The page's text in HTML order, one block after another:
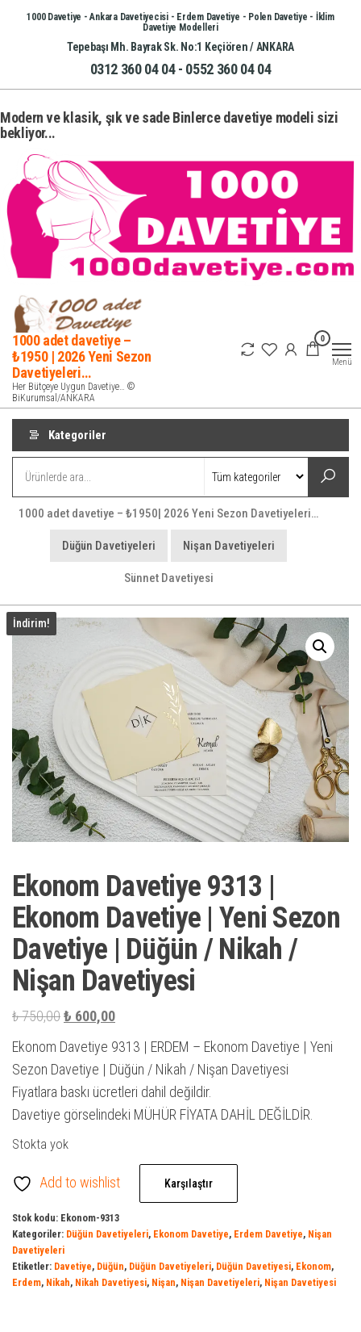
İçeriğe1000 Davetiye - Ankara Davetiyecisi - Erdem Davetiye - Polen Davetiye - İklim
Davetiye Modelleri
Tepebaşı Mh. Bayrak Sk. No:1 Keçiören / ANKARA
0312 360 04 04 - 0552 360 04 04
Modern ve klasik, şık ve sade Binlerce davetiye modeli sizi
bekliyor...
1000 adet davetiye –
₺1950 | 2026 Yeni Sezon
Davetiyeleri…
Her Bütçeye Uygun Davetiye… ©
BiKurumsal/ANKARA
0
Menü
Kategoriler
1000 adet davetiye – ₺1950| 2026 Yeni Sezon Davetiyeleri…
Düğün Davetiyeleri Nişan Davetiyeleri
Sünnet Davetiyesi
İndirim!
Ekonom Davetiye 9313 |
Ekonom Davetiye | Yeni Sezon
Davetiye | Düğün / Nikah /
Nişan Davetiyesi
₺750,00Orijinal
fiyat:
₺ 750,00.
₺ 600,00Şu
andaki
fiyat:
₺ 600,00.
Ekonom Davetiye 9313 | ERDEM – Ekonom Davetiye | Yeni
Sezon Davetiye | Düğün / Nikah / Nişan Davetiyesi
Fiyatlara baskı ücretleri dahil değildir.
Davetiye görselindeki MÜHÜR FİYATA DAHİL DEĞİLDİR.
Stokta yok
Add to wishlist Karşılaştır
Stok kodu: Ekonom-9313
Kategoriler: Düğün Davetiyeleri, Ekonom Davetiye, Erdem Davetiye, Nişan
Davetiyeleri
Etiketler: Davetiye, Düğün, Düğün Davetiyeleri, Düğün Davetiyesi, Ekonom,
Erdem, Nikah, Nikah Davetiyesi, Nişan, Nişan Davetiyeleri, Nişan Davetiyesi